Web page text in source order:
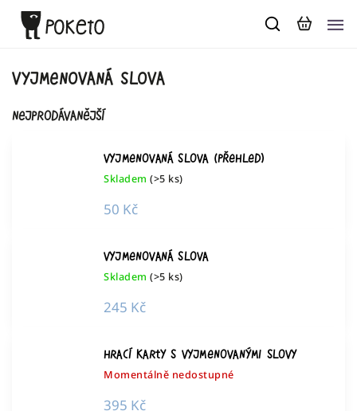
vyjmenovaná slova
Nejprodávanější
Vyjmenovaná slova (přehled)
Skladem (>5 ks)
50 Kč
Vyjmenovaná slova
Skladem (>5 ks)
245 Kč
Hrací karty s vyjmenovanými slovy
Momentálně nedostupné
395 Kč